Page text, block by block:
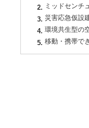
2. ミッドセンチ
3. 災害応急仮設
4. 環境共生型の
5. 移動・携帯で